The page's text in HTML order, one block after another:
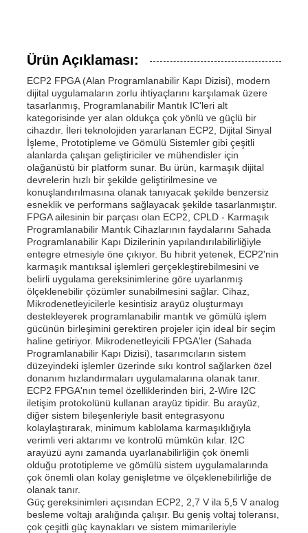
Evde
Ürünler
Videolar
Ürün Açıklaması:
ECP2 FPGA (Alan Programlanabilir Kapı Dizisi), modern
dijital uygulamaların zorlu ihtiyaçlarını karşılamak üzere
tasarlanmış, Programlanabilir Mantık IC'leri alt
kategorisinde yer alan oldukça çok yönlü ve güçlü bir
cihazdır. İleri teknolojiden yararlanan ECP2, Dijital Sinyal
İşleme, Prototipleme ve Gömülü Sistemler gibi çeşitli
alanlarda çalışan geliştiriciler ve mühendisler için
olağanüstü bir platform sunar. Bu ürün, karmaşık dijital
devrelerin hızlı bir şekilde geliştirilmesine ve
konuşlandırılmasına olanak tanıyacak şekilde benzersiz
esneklik ve performans sağlayacak şekilde tasarlanmıştır.
FPGA ailesinin bir parçası olan ECP2, CPLD - Karmaşık
Programlanabilir Mantık Cihazlarının faydalarını Sahada
Programlanabilir Kapı Dizilerinin yapılandırılabilirliğiyle
entegre etmesiyle öne çıkıyor. Bu hibrit yetenek, ECP2'nin
karmaşık mantıksal işlemleri gerçekleştirebilmesini ve
belirli uygulama gereksinimlerine göre uyarlanmış
ölçeklenebilir çözümler sunabilmesini sağlar. Cihaz,
Mikrodenetleyicilerle kesintisiz arayüz oluşturmayı
destekleyerek programlanabilir mantık ve gömülü işlem
gücünün birleşimini gerektiren projeler için ideal bir seçim
haline getiriyor. Mikrodenetleyicili FPGA'ler (Sahada
Programlanabilir Kapı Dizisi), tasarımcıların sistem
düzeyindeki işlemler üzerinde sıkı kontrol sağlarken özel
donanım hızlandırmaları uygulamalarına olanak tanır.
ECP2 FPGA'nın temel özelliklerinden biri, 2-Wire I2C
iletişim protokolünü kullanan arayüz tipidir. Bu arayüz,
diğer sistem bileşenleriyle basit entegrasyonu
kolaylaştırarak, minimum kablolama karmaşıklığıyla
verimli veri aktarımı ve kontrolü mümkün kılar. I2C
arayüzü aynı zamanda uyarlanabilirliğin çok önemli
olduğu prototipleme ve gömülü sistem uygulamalarında
çok önemli olan kolay genişletme ve ölçeklenebilirliğe de
olanak tanır.
Güç gereksinimleri açısından ECP2, 2,7 V ila 5,5 V analog
besleme voltajı aralığında çalışır. Bu geniş voltaj toleransı,
çok çeşitli güç kaynakları ve sistem mimarileriyle